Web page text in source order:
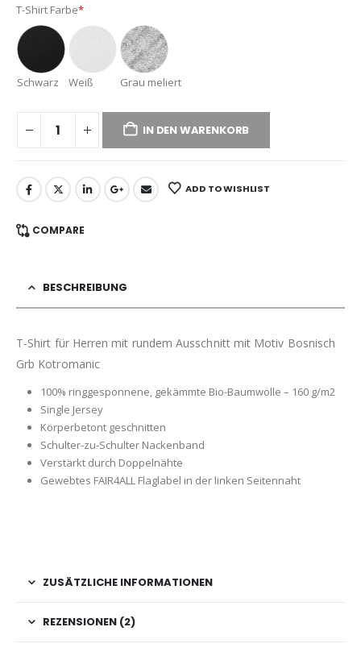
T-Shirt Farbe*
Schwarz Weiß Grau meliert
IN DEN WARENKORB
ADD TO WISHLIST
COMPARE
BESCHREIBUNG
T-Shirt für Herren mit rundem Ausschnitt mit Motiv Bosnisch
Grb Kotromanic
100% ringgesponnene, gekämmte Bio-Baumwolle – 160 g/m2
Single Jersey
Körperbetont geschnitten
Schulter-zu-Schulter Nackenband
Verstärkt durch Doppelnähte
Gewebtes FAIR4ALL Flaglabel in der linken Seitennaht
ZUSÄTZLICHE INFORMATIONEN
REZENSIONEN (2)